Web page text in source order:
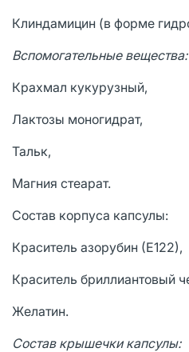
Клиндамицин (в форме
Вспомогательные вещества:
Крахмал кукурузный,
Лактозы моногидрат,
Тальк,
Магния стеарат.
Состав корпуса капсулы:
Краситель азорубин (Е122),
Краситель бриллиантовый
Желатин.
Состав крышечки капсулы: